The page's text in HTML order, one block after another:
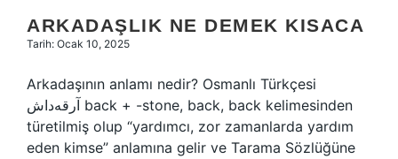
ARKADAŞLIK NE DEMEK KISACA
Tarih: Ocak 10, 2025
Arkadaşının anlamı nedir? Osmanlı Türkçesi
آرقه‌داش back + -stone, back, back kelimesinden
türetilmiş olup “yardımcı, zor zamanlarda yardım
eden kimse” anlamına gelir ve Tarama Sözlüğüne